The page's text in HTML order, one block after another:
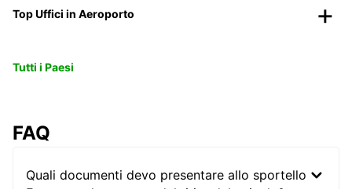
Top Uffici in Aeroporto
Tutti i Paesi
FAQ
Quali documenti devo presentare allo sportello